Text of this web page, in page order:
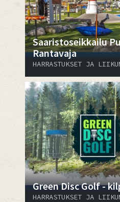
Saaristoseikkailu
Rantavaja
HARRASTUKSET JA
Green Disc Golf -
HARRASTUKSET JA